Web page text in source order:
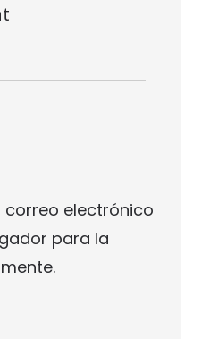
correo electrónico
para la